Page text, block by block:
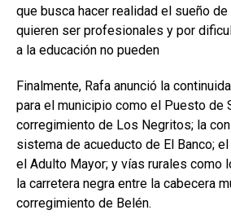
que busca hacer realidad el sueño
quieren ser profesionales y por
a la educación no pueden
Finalmente, Rafa anunció la
para el municipio como el Puesto de
corregimiento de Los Negritos; la
sistema de acueducto de El Banco;
el Adulto Mayor; y vías rurales como
la carretera negra entre la cabecera
corregimiento de Belén.